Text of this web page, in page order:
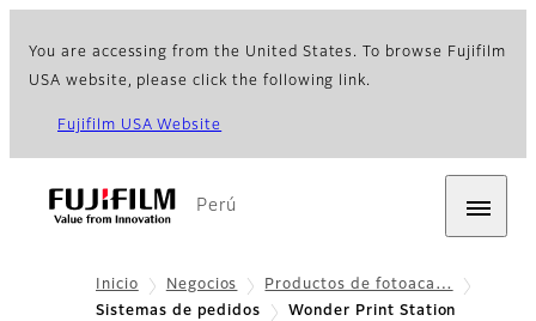
You are accessing from the United States. To browse Fujifilm
USA website, please click the following link.
Fujifilm USA Website
Perú
Inicio Negocios
Productos de fotoaca…
Sistemas de pedidos
Wonder Print Station